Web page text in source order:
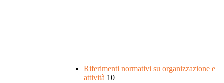
Riferimenti normativi su organizzazione e
attività 10